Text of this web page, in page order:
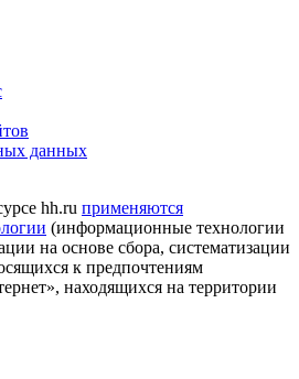
данных
hh.ru применяются
(информационные технологии
на основе сбора, систематизации
к предпочтениям
находящихся на территории